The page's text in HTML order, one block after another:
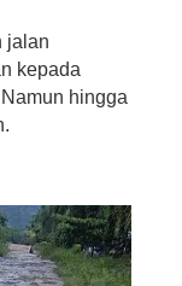
jalan
kepada
hingga